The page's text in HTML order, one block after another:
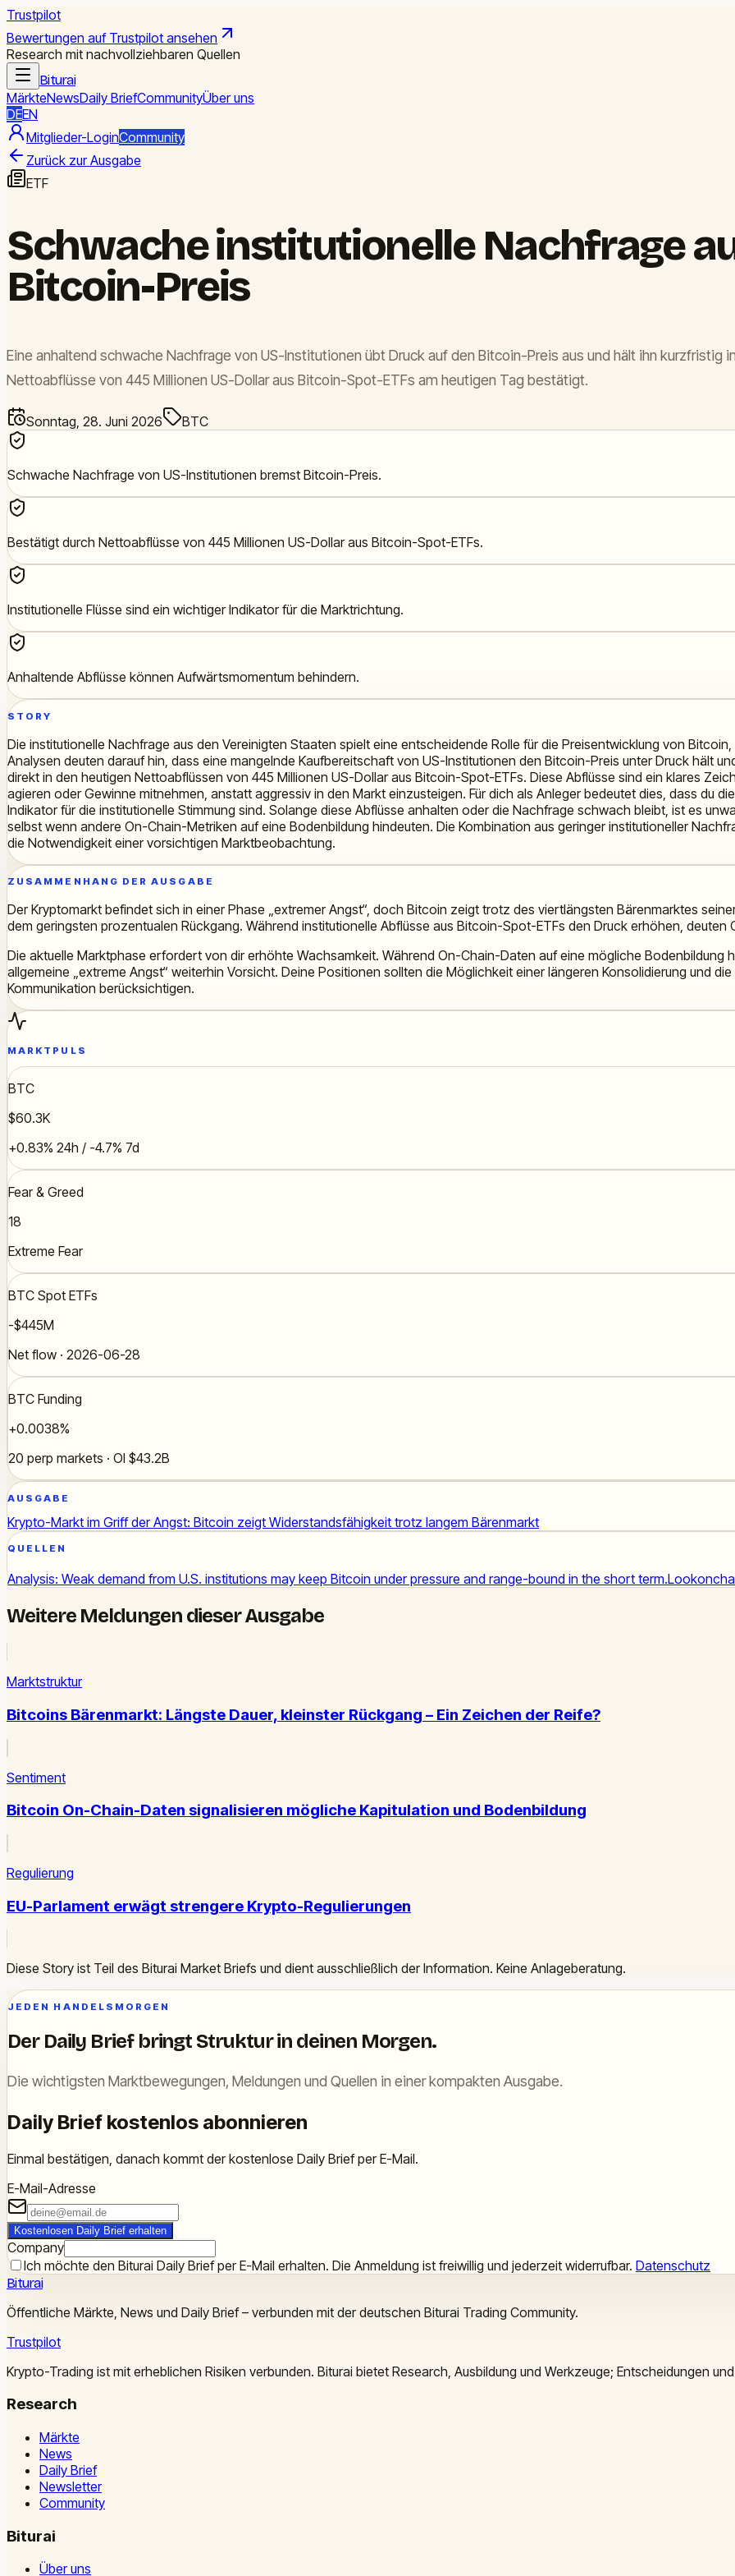
Trustpilot
Bewertungen auf Trustpilot ansehen
Research mit nachvollziehbaren Quellen
Biturai
MärkteNewsDaily BriefCommunityÜber uns
DEEN
Mitglieder-LoginCommunity
Zurück zur Ausgabe
ETF
Schwache institutionelle Nachfrage
Bitcoin-Preis
Eine anhaltend schwache Nachfrage von US-Institutionen übt Druck auf den Bitcoin-Preis aus und hält ihn kurzfristig
Nettoabflüsse von 445 Millionen US-Dollar aus Bitcoin-Spot-ETFs am heutigen Tag bestätigt.
Sonntag, 28. Juni 2026 BTC
Schwache Nachfrage von US-Institutionen bremst Bitcoin-Preis.
Bestätigt durch Nettoabflüsse von 445 Millionen US-Dollar aus Bitcoin-Spot-ETFs.
Institutionelle Flüsse sind ein wichtiger Indikator für die Marktrichtung.
Anhaltende Abflüsse können Aufwärtsmomentum behindern.
STORY
Die institutionelle Nachfrage aus den Vereinigten Staaten spielt eine entscheidende Rolle für die Preisentwicklung von
Analysen deuten darauf hin, dass eine mangelnde Kaufbereitschaft von US-Institutionen den Bitcoin-Preis unter Druck hält
direkt in den heutigen Nettoabflüssen von 445 Millionen US-Dollar aus Bitcoin-Spot-ETFs. Diese Abflüsse sind ein klares
agieren oder Gewinne mitnehmen, anstatt aggressiv in den Markt einzusteigen. Für dich als Anleger bedeutet dies, dass du
Indikator für die institutionelle Stimmung sind. Solange diese Abflüsse anhalten oder die Nachfrage schwach bleibt, ist es
selbst wenn andere On-Chain-Metriken auf eine Bodenbildung hindeuten. Die Kombination aus geringer institutioneller
die Notwendigkeit einer vorsichtigen Marktbeobachtung.
ZUSAMMENHANG DER AUSGABE
Der Kryptomarkt befindet sich in einer Phase „extremer Angst“, doch Bitcoin zeigt trotz des viertlängsten Bärenmarktes
dem geringsten prozentualen Rückgang. Während institutionelle Abflüsse aus Bitcoin-Spot-ETFs den Druck erhöhen,
Die aktuelle Marktphase erfordert von dir erhöhte Wachsamkeit. Während On-Chain-Daten auf eine mögliche Bodenbildung
allgemeine „extreme Angst“ weiterhin Vorsicht. Deine Positionen sollten die Möglichkeit einer längeren Konsolidierung und
Kommunikation berücksichtigen.
MARKTPULS
BTC
$60.3K
+0.83% 24h / -4.7% 7d
Fear & Greed
18
Extreme Fear
BTC Spot ETFs
-$445M
Net flow · 2026-06-28
BTC Funding
+0.0038%
20 perp markets · OI $43.2B
AUSGABE
Krypto-Markt im Griff der Angst: Bitcoin zeigt Widerstandsfähigkeit trotz langem Bärenmarkt
QUELLEN
Analysis: Weak demand from U.S. institutions may keep Bitcoin under pressure and range-bound in the short term.
Weitere Meldungen dieser Ausgabe
Marktstruktur
Bitcoins Bärenmarkt: Längste Dauer, kleinster Rückgang – Ein Zeichen der Reife?
Sentiment
Bitcoin On-Chain-Daten signalisieren mögliche Kapitulation und Bodenbildung
Regulierung
EU-Parlament erwägt strengere Krypto-Regulierungen
Diese Story ist Teil des Biturai Market Briefs und dient ausschließlich der Information. Keine Anlageberatung.
JEDEN HANDELSMORGEN
Der Daily Brief bringt Struktur in deinen Morgen.
Die wichtigsten Marktbewegungen, Meldungen und Quellen in einer kompakten Ausgabe.
Daily Brief kostenlos abonnieren
Einmal bestätigen, danach kommt der kostenlose Daily Brief per E-Mail.
E-Mail-Adresse
Kostenlosen Daily Brief erhalten
Company
Ich möchte den Biturai Daily Brief per E-Mail erhalten. Die Anmeldung ist freiwillig und jederzeit widerrufbar. Datenschutz
Biturai
Öffentliche Märkte, News und Daily Brief – verbunden mit der deutschen Biturai Trading Community.
Trustpilot
Krypto-Trading ist mit erheblichen Risiken verbunden. Biturai bietet Research, Ausbildung und Werkzeuge; Entscheidungen
Research
Märkte
News
Daily Brief
Newsletter
Community
Biturai
Über uns